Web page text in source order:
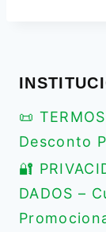
📜
Desconto
🔐
DADOS –